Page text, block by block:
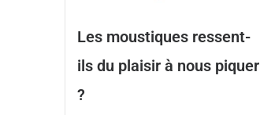
Les moustiques ressent-
ils du plaisir à nous piquer
?